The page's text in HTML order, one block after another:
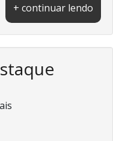
+ continuar lendo